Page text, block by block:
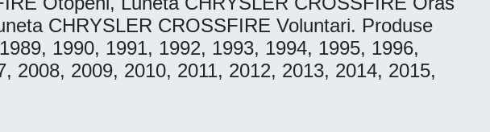
CHRYSLER CROSSFIRE Voluntari. Produse
1990, 1991, 1992, 1993, 1994, 1995, 1996,
2008, 2009, 2010, 2011, 2012, 2013, 2014, 2015,